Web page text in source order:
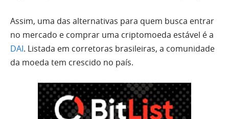
Assim, uma das alternativas para quem busca entrar
no mercado e comprar uma criptomoeda estável é a
DAI. Listada em corretoras brasileiras, a comunidade
da moeda tem crescido no país.